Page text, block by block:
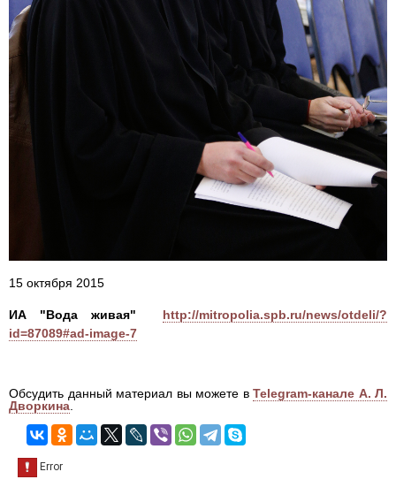
15 октября 2015
ИА "Вода живая"
http://mitropolia.spb.ru/news/otdeli/?
id=87089#ad-image-7
Обсудить данный материал вы можете в Telegram-канале А. Л.
Дворкина.